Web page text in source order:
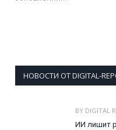
НОВОСТИ ОТ DIGITAL-
BY DIGITAL
ИИ лишит